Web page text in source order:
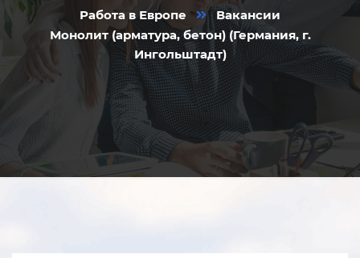
Работа в Европе
Вакансии
Монолит (арматура, бетон) (Германия, г.
Ингольштадт)